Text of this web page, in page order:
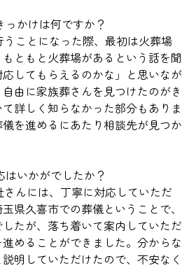
かけは何ですか？
ことになった際、最初は火葬場
ともと火葬場があるという話を聞
してもらえるのかな」と思いなが
由に家族葬さんを見つけたのがき
詳しく知らなかった部分もありま
を進めるにあたり相談先が見つか
いかがでしたか？
んには、丁寧に対応していただ
県久喜市での葬儀ということで、
たが、落ち着いて案内していただ
めることができました。分からな
明していただけたので、不安なく